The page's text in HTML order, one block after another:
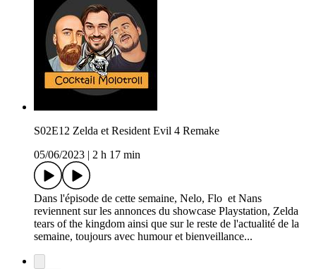
S02E12 Zelda et Resident Evil 4 Remake
05/06/2023
2 h 17 min
Dans l'épisode de cette semaine, Nelo, Flo et Nans
reviennent sur les annonces du showcase Playstation, Zelda
tears of the kingdom ainsi que sur le reste de l'actualité de la
semaine, toujours avec humour et bienveillance...